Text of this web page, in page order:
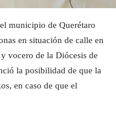
municipio de Querétaro
en situación de calle en
vocero de la Diócesis de
la posibilidad de que la
en caso de que el